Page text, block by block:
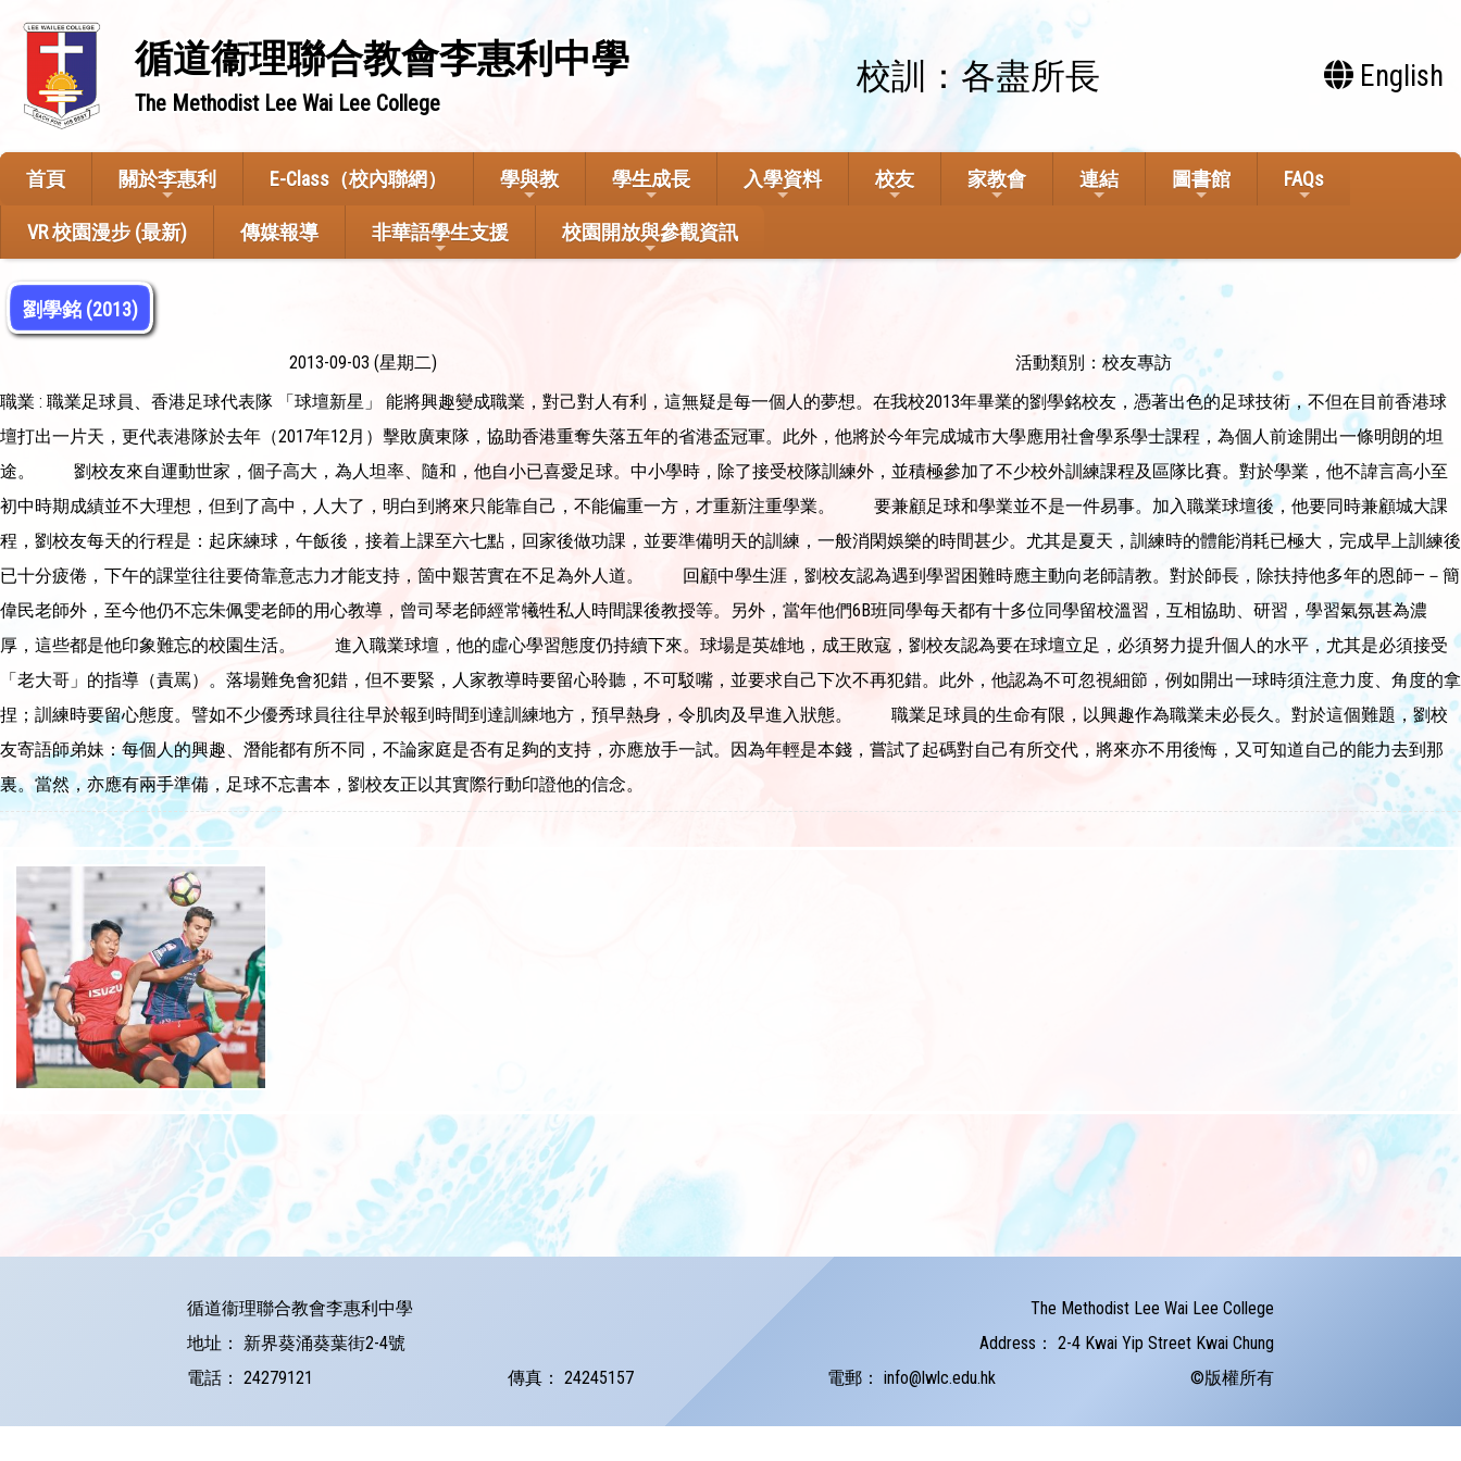
循道衞理聯合教會李惠利中學
The Methodist Lee Wai Lee College
校訓：各盡所長 English
首頁 關於李惠利 E-Class（校內聯網） 學與教 學生成長 入學資料 校友 家教會 連結 圖書館 FAQs
VR 校園漫步 (最新) 傳媒報導 非華語學生支援 校園開放與參觀資訊
劉學銘 (2013)
2013-09-03 (星期二)
活動類別：校友專訪
職業 : 職業足球員、香港足球代表隊 「球壇新星」 能將興趣變成職業，對己對人有利，這無疑是每一個人的夢想。在我校2013年畢業的劉學銘校友，憑著出色的足球技術，不但在目前香港球
壇打出一片天，更代表港隊於去年（2017年12月）擊敗廣東隊，協助香港重奪失落五年的省港盃冠軍。此外，他將於今年完成城市大學應用社會學系學士課程，為個人前途開出一條明朗的坦
途。 劉校友來自運動世家，個子高大，為人坦率、隨和，他自小已喜愛足球。中小學時，除了接受校隊訓練外，並積極參加了不少校外訓練課程及區隊比賽。對於學業，他不諱言高小至
初中時期成績並不大理想，但到了高中，人大了，明白到將來只能靠自己，不能偏重一方，才重新注重學業。 要兼顧足球和學業並不是一件易事。加入職業球壇後，他要同時兼顧城大課
程，劉校友每天的行程是：起床練球，午飯後，接着上課至六七點，回家後做功課，並要準備明天的訓練，一般消閑娛樂的時間甚少。尤其是夏天，訓練時的體能消耗已極大，完成早上訓練後
已十分疲倦，下午的課堂往往要倚靠意志力才能支持，箇中艱苦實在不足為外人道。 回顧中學生涯，劉校友認為遇到學習困難時應主動向老師請教。對於師長，除扶持他多年的恩師—－簡
偉民老師外，至今他仍不忘朱佩雯老師的用心教導，曾司琴老師經常犧牲私人時間課後教授等。另外，當年他們6B班同學每天都有十多位同學留校溫習，互相協助、研習，學習氣氛甚為濃
厚，這些都是他印象難忘的校園生活。 進入職業球壇，他的虛心學習態度仍持續下來。球場是英雄地，成王敗寇，劉校友認為要在球壇立足，必須努力提升個人的水平，尤其是必須接受
「老大哥」的指導（責罵）。落場難免會犯錯，但不要緊，人家教導時要留心聆聽，不可駁嘴，並要求自己下次不再犯錯。此外，他認為不可忽視細節，例如開出一球時須注意力度、角度的拿
捏；訓練時要留心態度。譬如不少優秀球員往往早於報到時間到達訓練地方，預早熱身，令肌肉及早進入狀態。 職業足球員的生命有限，以興趣作為職業未必長久。對於這個難題，劉校
友寄語師弟妹：每個人的興趣、潛能都有所不同，不論家庭是否有足夠的支持，亦應放手一試。因為年輕是本錢，嘗試了起碼對自己有所交代，將來亦不用後悔，又可知道自己的能力去到那
裏。當然，亦應有兩手準備，足球不忘書本，劉校友正以其實際行動印證他的信念。
循道衞理聯合教會李惠利中學
The Methodist Lee Wai Lee College
地址：
新界葵涌葵葉街2-4號 Address： 2-4 Kwai Yip Street Kwai Chung
電話： 24279121 傳真： 24245157 電郵： info@lwlc.edu.hk ©版權所有